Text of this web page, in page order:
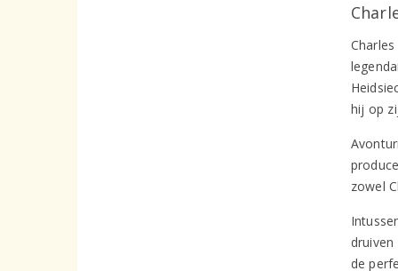
hij op
zowel
de